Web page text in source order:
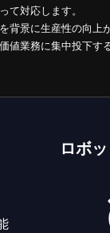
て対応します。
背景に生産性の向
値業務に集中投下
ロボ